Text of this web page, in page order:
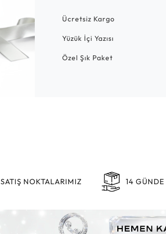
Ücretsiz Kargo
Yüzük İçi Yazısı
Özel Şık Paket
SATIŞ NOKTALARIMIZ 14